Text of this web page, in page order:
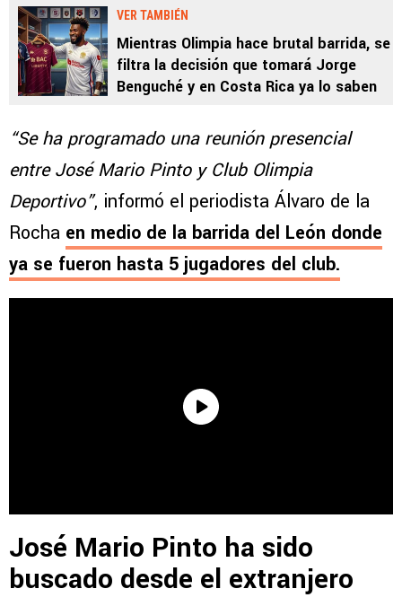
VER TAMBIÉN
Mientras Olimpia hace brutal barrida, se
filtra la decisión que tomará Jorge
Benguché y en Costa Rica ya lo saben
“Se ha programado una reunión presencial
entre José Mario Pinto y Club Olimpia
Deportivo”, informó el periodista Álvaro de la
Rocha en medio de la barrida del León donde
ya se fueron hasta 5 jugadores del club.
José Mario Pinto ha sido
buscado desde el extranjero